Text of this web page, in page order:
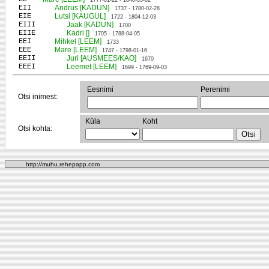
EII Andrus [KADUN] 1737 - 1780-02-28
EIE Lutsi [KAUGUL] 1722 - 1804-12-03
EIII Jaak [KADUN] 1700
EIIE Kadri [] 1705 - 1788-04-05
EEI Mihkel [LEEM] 1733
EEE Mare [LEEM] 1747 - 1798-01-16
EEII Juri [AUSMEES/KAO] 1670
EEEI Leemet [LEEM] 1699 - 1769-09-03
Otsi inimest:
Eesnimi Perenimi
Otsi kohta:
Küla Koht
http://muhu.rehepapp.com